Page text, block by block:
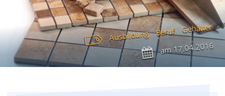
Ausbildung Beruf Gehälter
am17.04.2016